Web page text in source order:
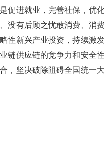
促进就业，完善社保，优
没有后顾之忧敢消费、消
性新兴产业投资，持续激
链供应链的竞争力和安全
，坚决破除阻碍全国统一